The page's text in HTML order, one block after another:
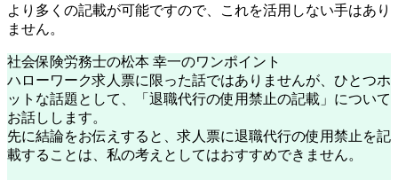
より多くの記載が可能ですので、これを活用しない手はあり
ません。
社会保険労務士の松本 幸一のワンポイント
ハローワーク求人票に限った話ではありませんが、ひとつホ
ットな話題として、
「退職代行の使用禁止の記載」 について
お話しします。
先に結論をお伝えすると、求人票に退職代行の使用禁止を記
載することは、私の考えとしてはおすすめできません。